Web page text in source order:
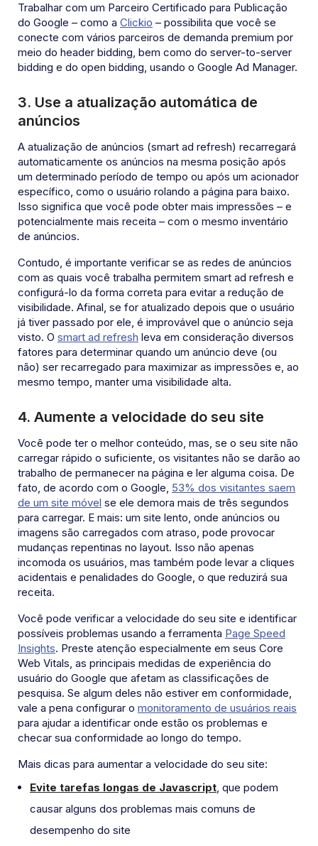
Trabalhar com um Parceiro Certificado para Publicação
do Google – como a Clickio – possibilita que você se
conecte com vários parceiros de demanda premium por
meio do header bidding, bem como do server-to-server
bidding e do open bidding, usando o Google Ad Manager.
3. Use a atualização automática de
anúncios
A atualização de anúncios (smart ad refresh) recarregará
automaticamente os anúncios na mesma posição após
um determinado período de tempo ou após um acionador
específico, como o usuário rolando a página para baixo.
Isso significa que você pode obter mais impressões – e
potencialmente mais receita – com o mesmo inventário
de anúncios.
Contudo, é importante verificar se as redes de anúncios
com as quais você trabalha permitem smart ad refresh e
configurá-lo da forma correta para evitar a redução de
visibilidade. Afinal, se for atualizado depois que o usuário
já tiver passado por ele, é improvável que o anúncio seja
visto. O smart ad refresh leva em consideração diversos
fatores para determinar quando um anúncio deve (ou
não) ser recarregado para maximizar as impressões e, ao
mesmo tempo, manter uma visibilidade alta.
4. Aumente a velocidade do seu site
Você pode ter o melhor conteúdo, mas, se o seu site não
carregar rápido o suficiente, os visitantes não se darão ao
trabalho de permanecer na página e ler alguma coisa. De
fato, de acordo com o Google, 53% dos visitantes saem
de um site móvel se ele demora mais de três segundos
para carregar. E mais: um site lento, onde anúncios ou
imagens são carregados com atraso, pode provocar
mudanças repentinas no layout. Isso não apenas
incomoda os usuários, mas também pode levar a cliques
acidentais e penalidades do Google, o que reduzirá sua
receita.
Você pode verificar a velocidade do seu site e identificar
possíveis problemas usando a ferramenta Page Speed
Insights. Preste atenção especialmente em seus Core
Web Vitals, as principais medidas de experiência do
usuário do Google que afetam as classificações de
pesquisa. Se algum deles não estiver em conformidade,
vale a pena configurar o monitoramento de usuários reais
para ajudar a identificar onde estão os problemas e
checar sua conformidade ao longo do tempo.
Mais dicas para aumentar a velocidade do seu site:
Evite tarefas longas de Javascript, que podem
causar alguns dos problemas mais comuns de
desempenho do site